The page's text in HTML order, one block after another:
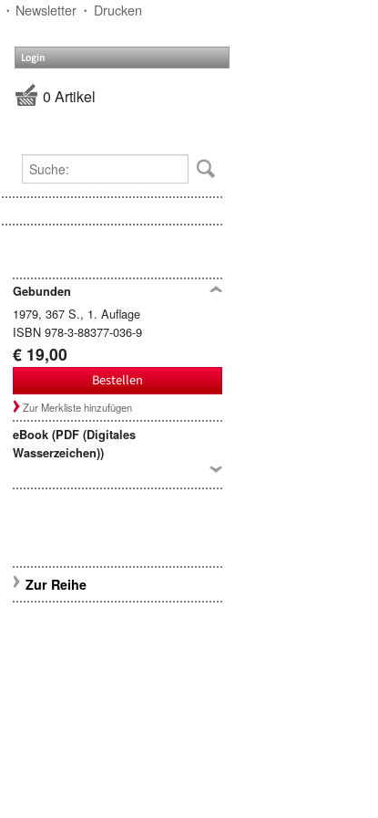
Newsletter Drucken
Login
0 Artikel
Gebunden
1979, 367 S., 1. Auflage
ISBN 978-3-88377-036-9
€ 19,00
Bestellen
Zur Merkliste hinzufügen
eBook (PDF (Digitales
Wasserzeichen))
Zur Reihe